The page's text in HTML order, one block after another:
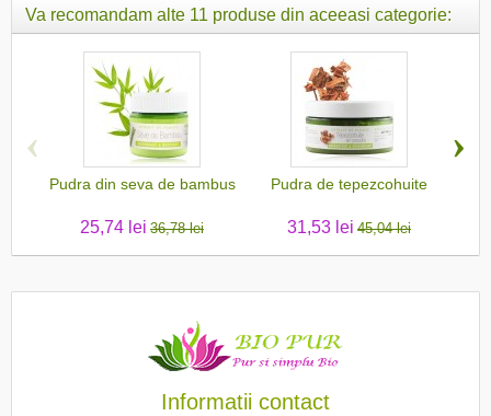
Va recomandam alte 11 produse din aceeasi categorie:
Pudra din seva de bambus
25,74 lei 36,78 lei
Pudra de tepezcohuite
31,53 lei 45,04 lei
‹ ›
Informatii contact